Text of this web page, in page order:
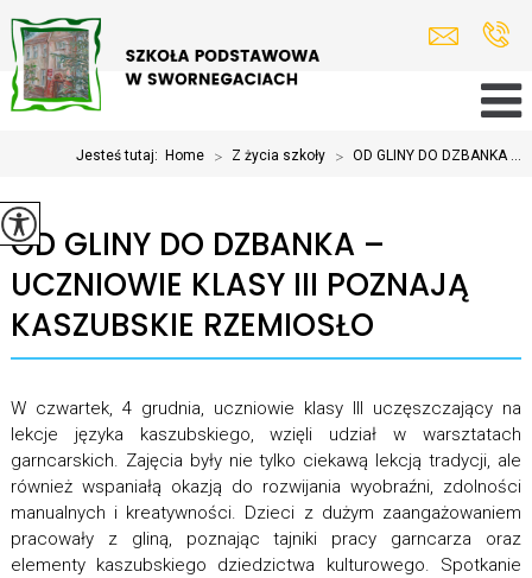
Jesteś tutaj: Home > Z życia szkoły > OD GLINY DO DZBANKA ...
OD GLINY DO DZBANKA –
UCZNIOWIE KLASY III POZNAJĄ
KASZUBSKIE RZEMIOSŁO
W czwartek, 4 grudnia, uczniowie klasy III uczęszczający na
lekcje języka kaszubskiego, wzięli udział w warsztatach
garncarskich. Zajęcia były nie tylko ciekawą lekcją tradycji, ale
również wspaniałą okazją do rozwijania wyobraźni, zdolności
manualnych i kreatywności. Dzieci z dużym zaangażowaniem
pracowały z gliną, poznając tajniki pracy garncarza oraz
elementy kaszubskiego dziedzictwa kulturowego. Spotkanie